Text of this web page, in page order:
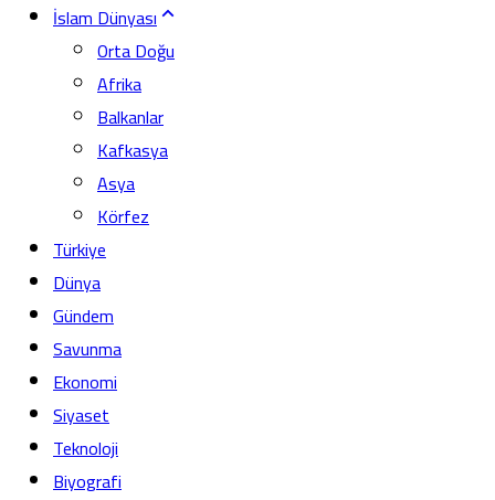
İslam Dünyası
Orta Doğu
Afrika
Balkanlar
Kafkasya
Asya
Körfez
Türkiye
Dünya
Gündem
Savunma
Ekonomi
Siyaset
Teknoloji
Biyografi